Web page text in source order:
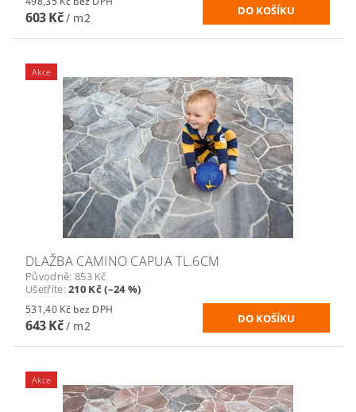
603 Kč/ m2
Akce
DLAŽBA CAMINO CAPUA TL.6CM
Původně: 853 Kč
Ušetříte:210 Kč (–24 %)
531,40 Kč bez DPH
643 Kč/ m2
Akce